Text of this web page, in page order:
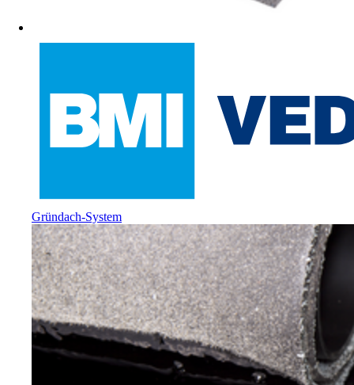
Gründach-System